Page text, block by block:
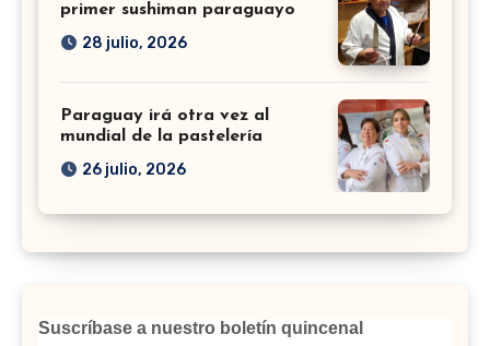
primer sushiman paraguayo
28 julio, 2026
Paraguay irá otra vez al
mundial de la pastelería
26 julio, 2026
Suscríbase a nuestro boletín quincenal